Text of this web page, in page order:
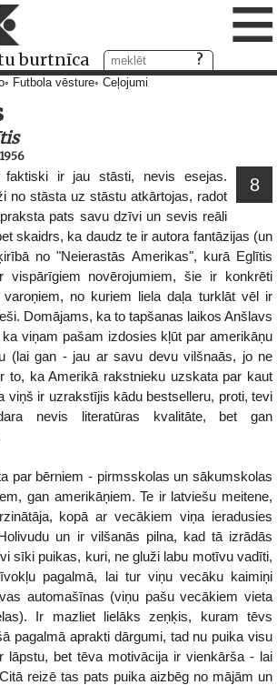
burtnīca ≡
Futbola vēsture Ceļojumi
1956
8
faktiski ir jau stāsti, nevis esejas.
no stāsta uz stāstu atkārtojas, radot
pats savu dzīvi un sevis reāli
skaidrs, ka daudz te ir autora fantāzijas (un
no "Neierastās Amerikas", kurā Eglītis
vispārīgiem novērojumiem, šie ir konkrēti
no kuriem liela daļa turklāt vēl ir
Domājams, ka to tapšanas laikos Anšlavs
viņam pašam izdosies kļūt par amerikāņu
(lai gan - jau ar savu devu vilšnaās, jo ne
to, ka Amerikā rakstnieku uzskata par kaut
viņš ir uzrakstījis kādu bestselleru, proti, tevi
nevis literatūras kvalitāte, bet gan
par bērniem - pirmsskolas un sākumskolas
gan amerikāņiem. Te ir latviešu meitene,
kopā ar vecākiem viņa ieradusies
un ir vilšanās pilna, kad tā izrādās
sīki puikas, kuri, ne gluži labu motīvu vadīti,
pagalmā, lai tur viņu vecāku kaimiņi
automašīnas (viņu pašu vecākiem vieta
Ir mazliet lielāks zeņķis, kuram tēvs
pagalmā aprakti dārgumi, tad nu puika visu
lāpstu, bet tēva motivācija ir vienkārša - lai
reizē tas pats puika aizbēg no mājām un